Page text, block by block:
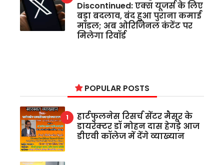
Discontinued: एक्स यूजर्स के लिए
बड़ा बदलाव, बंद हुआ पुराना कमाई
मॉडल; अब ओरिजिनल कंटेंट पर
मिलेगा रिवॉर्ड
POPULAR POSTS
हार्टफुलनेस रिसर्च सेंटर मैसूर के
डायरेक्टर डॉ मोहन दास हेगड़े आज
डीएवी कॉलेज में देंगे व्याख्यान